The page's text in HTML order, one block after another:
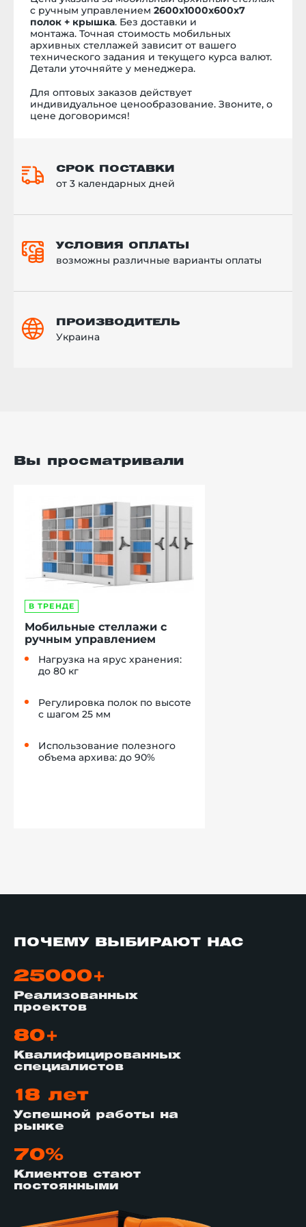
Facebook и Youtube канал.
с ручным управлением 2600х1000х600х7
полок + крышка. Без доставки и
монтажа. Точная стоимость мобильных
архивных стеллажей зависит от вашего
технического задания и текущего курса валют.
Детали уточняйте у менеджера.
Для оптовых заказов действует
индивидуальное ценообразование. Звоните, о
цене договоримся!
СРОК ПОСТАВКИ
от 3 календарных дней
УСЛОВИЯ ОПЛАТЫ
возможны различные варианты оплаты
ПРОИЗВОДИТЕЛЬ
Украина
Вы просматривали
В ТРЕНДЕ
Мобильные стеллажи с
ручным управлением
Нагрузка на ярус хранения:
до 80 кг
Регулировка полок по высоте
с шагом 25 мм
Использование полезного
объема архива: до 90%
ПОЧЕМУ ВЫБИРАЮТ НАС
25000+
Реализованных
проектов
80+
Квалифицированных
специалистов
18 лет
Успешной работы на
рынке
70%
Клиентов стают
постоянными